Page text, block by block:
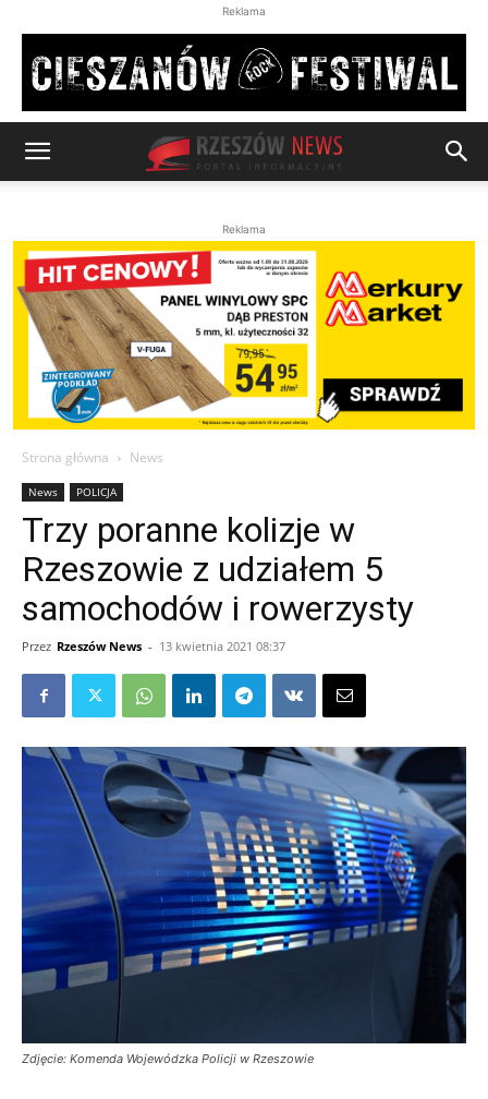
Reklama
Reklama
Strona główna News
News POLICJA
Trzy poranne kolizje w
Rzeszowie z udziałem 5
samochodów i rowerzysty
Przez Rzeszów News - 13 kwietnia 2021 08:37
Zdjęcie: Komenda Wojewódzka Policji w Rzeszowie